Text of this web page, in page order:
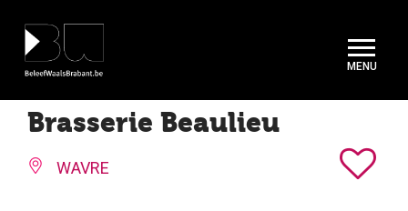
Brasserie Beaulieu
WAVRE